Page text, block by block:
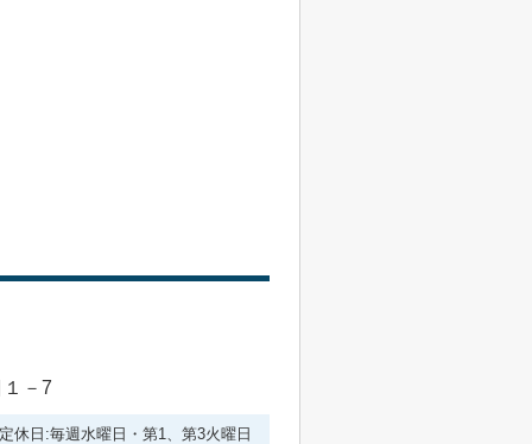
－7
休日:毎週水曜日・第1、第3火曜日